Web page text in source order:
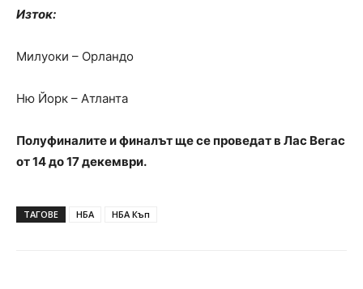
Изток:
Милуоки – Орландо
Ню Йорк – Атланта
Полуфиналите и финалът ще се проведат в Лас Вегас
от 14 до 17 декември.
ТАГОВЕ НБА НБА Къп